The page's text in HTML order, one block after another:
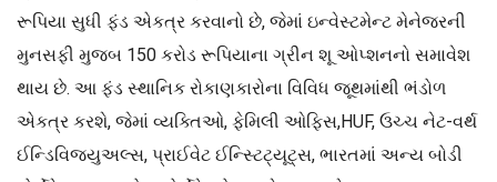
રૂપિયા સુધી ફંડ એકત્ર કરવાનો છે, જેમાં ઇન્વેસ્ટમેન્ટ મેનેજરની
મુનસફી મુજબ 150 કરોડ રૂપિયાના ગ્રીન શૂ ઓપ્શનનો સમાવેશ
થાય છે. આ ફંડ સ્થાનિક રોકાણકારોના વિવિધ જૂથમાંથી ભંડોળ
એકત્ર કરશે, જેમાં વ્યક્તિઓ, ફેમિલી ઓફિસ,HUF, ઉચ્ચ નેટ-વર્થ
ઈન્ડિવિજ્યુઅલ્સ, પ્રાઈવેટ ઈન્સ્ટિટ્યૂટ્સ, ભારતમાં અન્ય બોડી